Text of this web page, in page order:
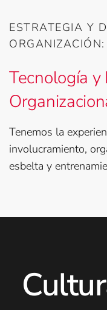
ESTRATEGIA Y
ORGANIZACIÓN:
Tecnología
Tenemos la
involucramiento,
esbelta y